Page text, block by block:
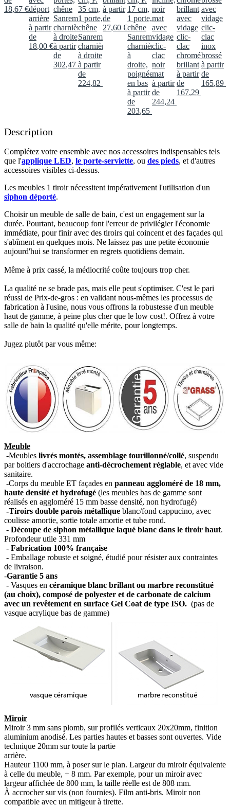
18,67 €déport
arrière
à partir
de
18,00 €
chêne
Sanremo,
charnières
à droite
à partir
de
302,47 €
35 cm,
1 porte,
chêne
Sanremo,
charnières
à droite
à partir
de
224,82
à partir
de
27,60 €
17 cm,
1 porte,
chêne
Sanremo,
charnières
à
droite,
poignée
en bas
à partir
de
203,65
noir
mat
avec
vidage
clic-
clac
noir
mat
à partir
de
244,24
brillant
avec
vidage
clic-
clac
chromé
brillant
à partir
de
167,29
avec
vidage
clic-
clac
inox
brossé
à partir
de
165,89
Description
Complétez votre ensemble avec nos accessoires indispensables tels
que l'applique LED, le porte-serviette, ou des pieds, et d'autres
accessoires visibles ci-dessus.​
Les meubles 1 tiroir nécessitent impérativement l'utilisation d'un
siphon déporté.​
Choisir un meuble de salle de bain, c'est un engagement sur la
durée. Pourtant, beaucoup font l'erreur de privilégier l'économie
immédiate, pour finir avec des tiroirs qui coincent et des façades qui
s'abîment en quelques mois. Ne laissez pas une petite économie
aujourd'hui se transformer en regrets quotidiens demain.
Même à prix cassé, la médiocrité coûte toujours trop cher.
La qualité ne se brade pas, mais elle peut s'optimiser. C'est le pari
réussi de Prix-de-gros : en validant nous-mêmes les processus de
fabrication à l'usine, nous vous offrons la robustesse d'un meuble
haut de gamme, à peine plus cher que le low cost!. Offrez à votre
salle de bain la qualité qu'elle mérite, pour longtemps.
Jugez plutôt par vous même:
Meuble
-Meubles livrés montés, assemblage tourillonné/collé, suspendu
par boitiers d'accrochage anti-décrochement réglable, et avec vide
sanitaire.
-Corps du meuble ET façades en panneau aggloméré de 18 mm,
haute densité et hydrofugé (les meubles bas de gamme sont
réalisés en aggloméré 15 mm basse densité, non hydrofugé)
-Tiroirs double parois métallique blanc/fond cappucino, avec
coulisse amortie, sortie totale amortie et tube rond.
- Découpe de siphon métallique laqué blanc dans le tiroir haut.
Profondeur utile 331 mm
- Fabrication 100% française
- Emballage robuste et soigné, étudié pour résister aux contraintes
de livraison.
-Garantie 5 ans
- Vasques en céramique blanc brillant ou marbre reconstitué
(au choix), composé de polyester et de carbonate de calcium
avec un revêtement en surface Gel Coat de type ISO. (pas de
vasque acrylique bas de gamme)
Miroir
Miroir 3 mm sans plomb, sur profilés verticaux 20x20mm, finition
aluminium anodisé. Les parties hautes et basses sont ouvertes. Vide
technique 20mm sur toute la partie
arrière.
Hauteur 1100 mm, à poser sur le plan. Largeur du miroir équivalente
à celle du meuble, + 8 mm. Par exemple, pour un miroir avec
largeur affichée de 800 mm, la taille réelle est de 808 mm.
À accrocher sur vis (non fournies). Film anti-bris. Miroir non
compatible avec un mitigeur à tirette.